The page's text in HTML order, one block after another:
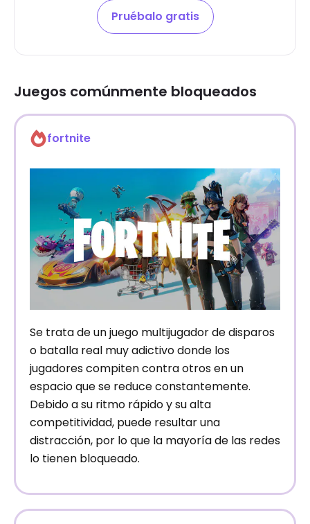
Pruébalo gratis
Juegos comúnmente bloqueados
fortnite
Se trata de un juego multijugador de disparos
o batalla real muy adictivo donde los
jugadores compiten contra otros en un
espacio que se reduce constantemente.
Debido a su ritmo rápido y su alta
competitividad, puede resultar una
distracción, por lo que la mayoría de las redes
lo tienen bloqueado.